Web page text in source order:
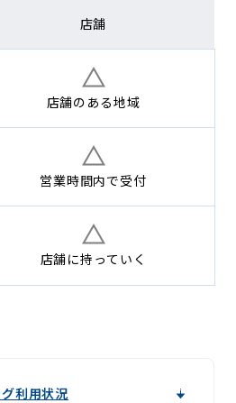
店舗
店舗の ある地域
営業時間内で受付
店舗に持っていく
利用状況